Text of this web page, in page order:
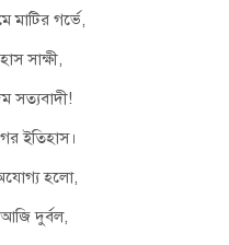
মাটির গর্ভে,
সাক্ষী,
সত্যবাদী!
ইতিহাস।
অযোগ্য হলো,
আজি দুর্বল,